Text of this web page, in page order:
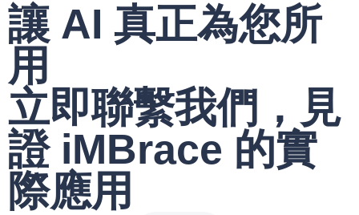
讓 AI 真正為您所
用
立即聯繫我們，見
證 iMBrace 的實
際應用